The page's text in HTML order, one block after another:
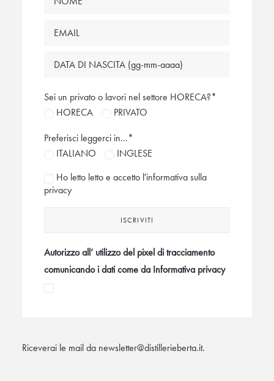
Sei un privato o lavori nel settore HORECA?*
HORECA
PRIVATO
Preferisci leggerci in...*
ITALIANO
INGLESE
Ho letto letto e accetto l'informativa sulla
privacy
Autorizzo all’ utilizzo del pixel di tracciamento
comunicando i dati come da Informativa privacy
Riceverai le mail da newsletter@distillerieberta.it.